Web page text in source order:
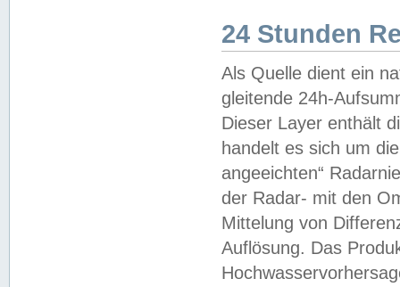
24 Stunden
Als Quelle dient ein
gleitende 24h-
Dieser Layer enthält
handelt es sich um
angeeichten“
der Radar- mit den
Mittelung von
Auflösung. Das